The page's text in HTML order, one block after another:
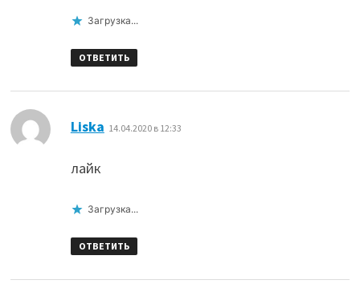
Загрузка...
ОТВЕТИТЬ
Liska 14.04.2020 в 12:33
лайк
Загрузка...
ОТВЕТИТЬ